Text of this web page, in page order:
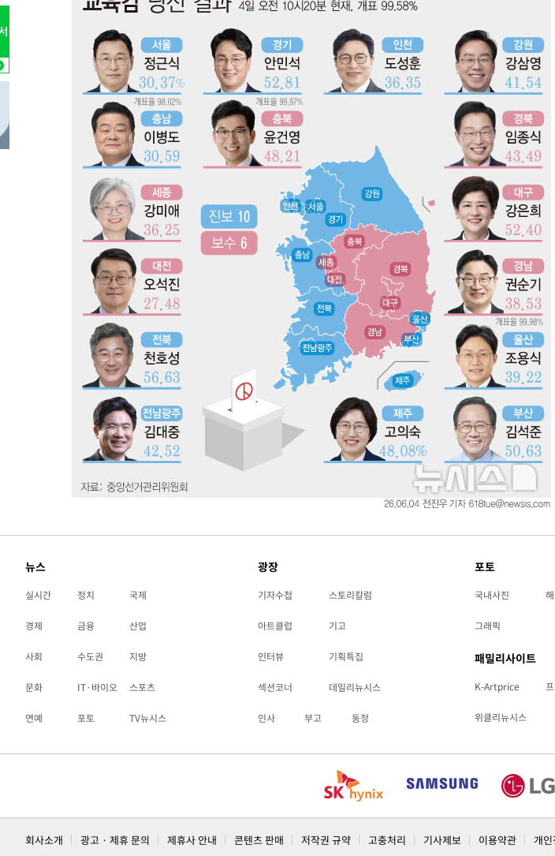
-20164초 전 >축구협회, 15년 전 심판 성 접대 파문에 "현재는 내부 지침 준수"
경찰, '홍명보는 2순위' 결론냈던 스포츠윤리센터도 압수수색
[속보]합참 "北 발사체는 단거리탄도미사일…감시·경계태세 강화"
日방위성, 北이 동해로 쏜 발사체는 탄도미사일 가능성
-2623초 전 >
[속보] SKT, 에이닷 서비스 장애 발생…"원인 파악 중"
[속보]합참 "북, 동해상으로 미상 발사체 발사"
'낮 최고 39도' 불볕더위…한밤 열대야도 계속[내일날씨]
-1384초 전 >[속보]7~9일 프로야구 3연전도 폭염 취소…11일 재개
"韓 외환시장 개입 관측 배경엔 美의 대한국 무역적자 있어"
'월드컵 탈락 후폭풍' 축구협회…초유의 압수수색에 '충격·당황'
서울 낮 37.9도, 올여름 최고치 경신…영등포 순간 '40도'
[속보]종합특검, 대검 추가 압수수색…내란 중요임무종사 혐의
[속보]코스닥, 800p 회복…0.26% 오른 801.67 마감
[속보]코스피, 301.88포인트(4.58%) 내린 6296.38 마감
[속보]원·달러 환율, 0.7원 내린 1423.8원 마감
"여기 떨어졌다"…다누리, 스페이스X 로켓 달 충돌 흔적 포착
손흥민, 5경기 연속골 실패…LAFC는 승부차기 끝 과달라하라 격파
내일까지 39도 '펄펄'…기상청 "태풍 지나며 폭염 잠시 꺾인다"
뉴스
실시간 정치 국제
경제 금융 산업
사회 수도권 지방
문화 IT·바이오 스포츠
연예 포토 TV뉴시스
광장
기자수첩 스토리칼럼
아트클럽 기고
인터뷰 기획특집
섹션코너 데일리뉴시스
인사 부고 동정
포토
국내사진
그래픽
패밀리사이트
K-Artprice
위클리뉴시스
회사소개 광고 · 제휴 문의 제휴사 안내 콘텐츠 판매 저작권 규약 고충처리 기사제보 이용약관 개